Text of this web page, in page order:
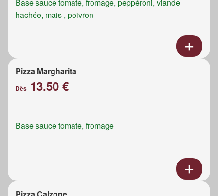
Base sauce tomate, fromage, peppéroni, viande
hachée, mais , poivron
Pizza Margharita
Dès 13.50 €
Base sauce tomate, fromage